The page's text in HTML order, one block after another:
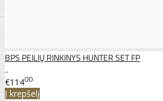
BPS PEILIŲ RINKINYS HUNTER SET FP
..
€11400
Į krepšelį